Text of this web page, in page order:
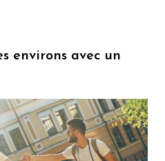
environs avec un